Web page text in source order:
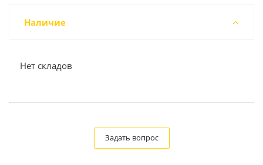
Наличие
Нет складов
Задать вопрос